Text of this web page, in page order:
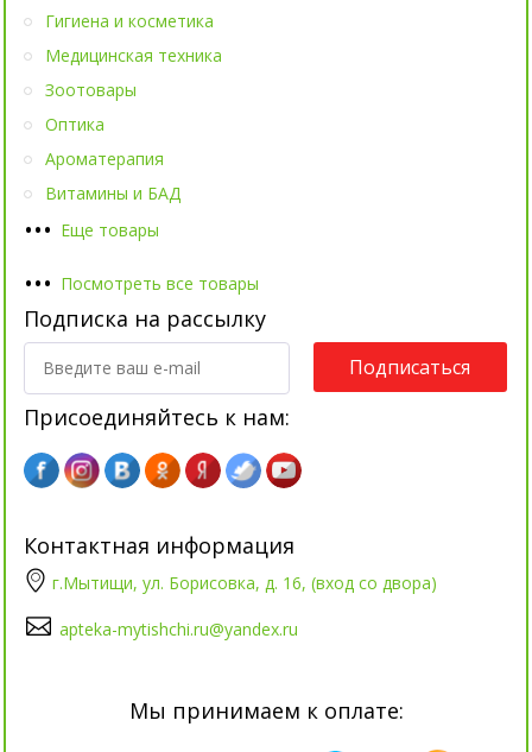
••• Еще товары
Гигиена и косметика
Медицинская техника
Зоотовары
Оптика
Ароматерапия
Витамины и БАД
••• Посмотреть все товары
Подписка на рассылку
Подписаться
Присоединяйтесь к нам:
Контактная информация
г.Мытищи, ул. Борисовка, д. 16, (вход со двора)
apteka-mytishchi.ru@yandex.ru
Мы принимаем к оплате: